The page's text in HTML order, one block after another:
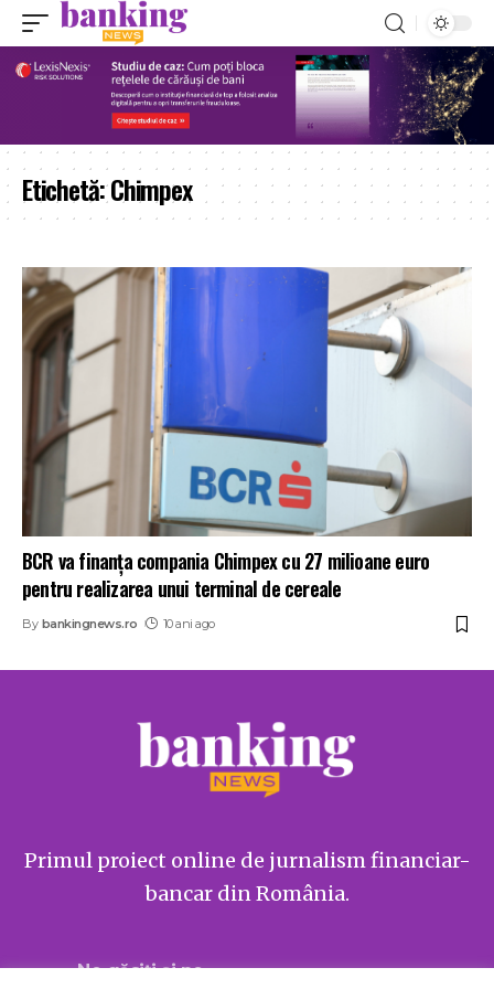
Etichetă:Chimpex
BCR va finanţa compania Chimpex cu 27 milioane euro
pentru realizarea unui terminal de cereale
By bankingnews.ro 10 ani ago
Primul proiect online de jurnalism financiar-
bancar din România.
Ne găsiți și pe